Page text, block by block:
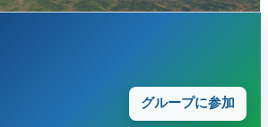
グループに参加